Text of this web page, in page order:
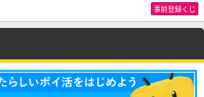
事前登録くじ